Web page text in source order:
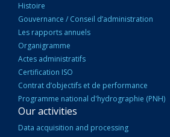
Histoire
Gouvernance / Conseil d’administration
Les rapports annuels
Organigramme
Actes administratifs
Certification ISO
Contrat d’objectifs et de performance
Programme national d'hydrographie (PNH)
Our activities
Data acquisition and processing